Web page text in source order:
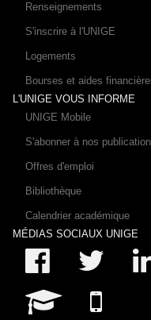
Renseignements
S'inscrire à l'UNIGE
Logements
Bourses et aides
L'UNIGE VOUS INFORME
UNIGE Mobile
S'abonner à nos
Offres d'emploi
Bibliothèque
Calendrier académique
MÉDIAS SOCIAUX UNIGE